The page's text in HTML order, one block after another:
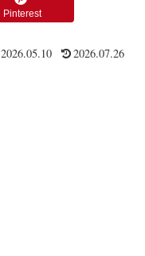
Pinterest
2026.05.10 2026.07.26